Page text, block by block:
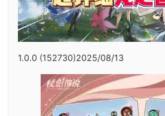
1.0.0 (152730)2025/08/13